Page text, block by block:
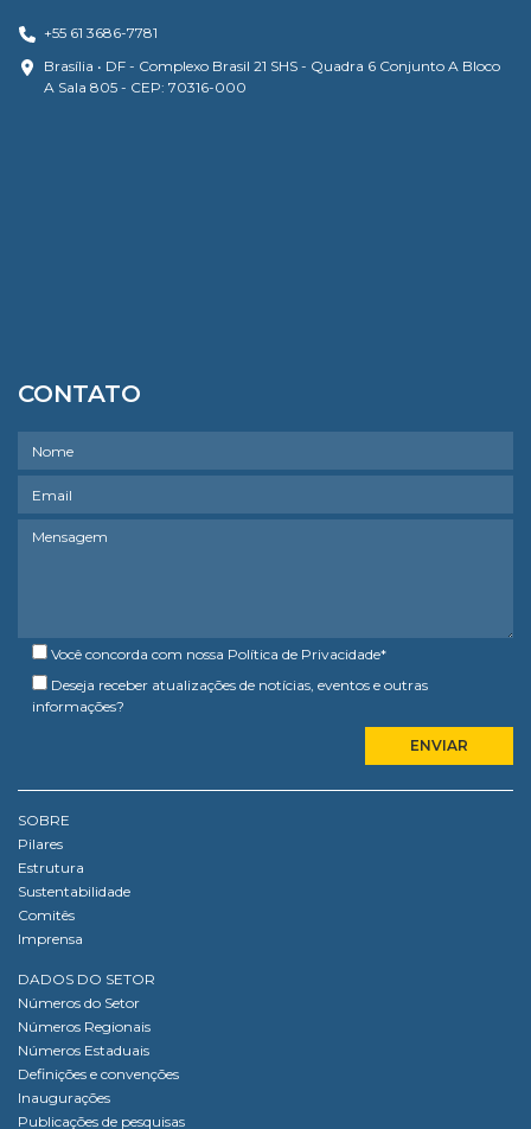
+55 61 3686-7781
Brasília • DF - Complexo Brasil 21 SHS - Quadra 6 Conjunto A Bloco
A Sala 805 - CEP: 70316-000
CONTATO
Você concorda com nossa Política de Privacidade*
Deseja receber atualizações de notícias, eventos e outras
informações?
SOBRE
Pilares
Estrutura
Sustentabilidade
Comitês
Imprensa
DADOS DO SETOR
Números do Setor
Números Regionais
Números Estaduais
Definições e convenções
Inaugurações
Publicações de pesquisas